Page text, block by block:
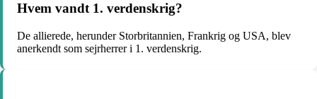
Hvem vandt 1. verdenskrig?
De allierede, herunder Storbritannien, Frankrig og USA, blev
anerkendt som sejrherrer i 1. verdenskrig.